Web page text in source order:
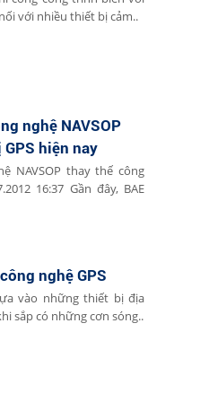
với nhiều thiết bị cảm..
nghệ NAVSOP
hiện nay
NAVSOP thay thế công
16:37 Gần đây, BAE
nghệ GPS
vào những thiết bị địa
sắp có những cơn sóng..